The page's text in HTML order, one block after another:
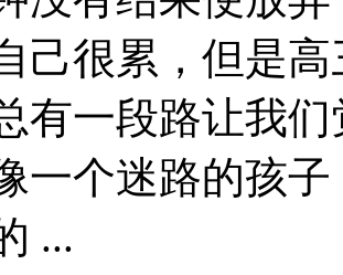
己很累，但是
有一段路让我
一个迷路的孩
...